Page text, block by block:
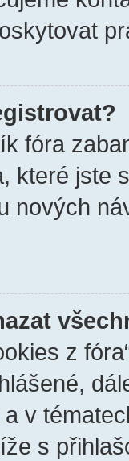
fóra
které jste
nových
z
v
s